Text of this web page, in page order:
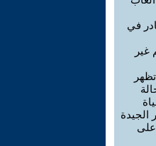
في
غير
الجيدة
على